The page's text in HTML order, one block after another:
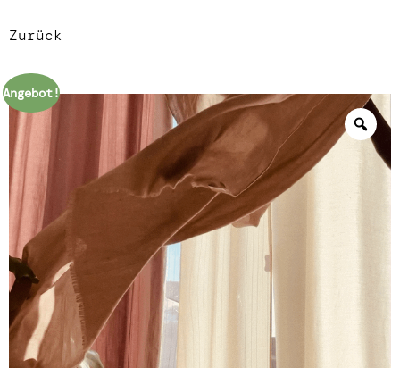
Zurück
Angebot!